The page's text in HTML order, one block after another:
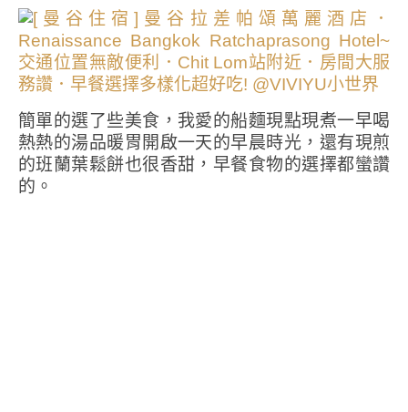
簡單的選了些美食，我愛的船麵現點現煮一早喝
熱熱的湯品暖胃開啟一天的早晨時光，還有現煎
的班蘭葉鬆餅也很香甜，早餐食物的選擇都蠻讚
的。